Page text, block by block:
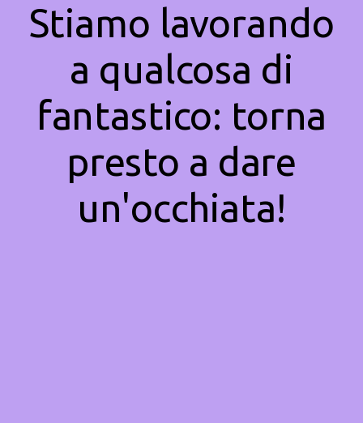
Stiamo lavorando
a qualcosa di
fantastico: torna
presto a dare
un'occhiata!